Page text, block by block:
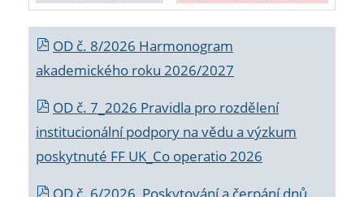
OD č. 8/2026 Harmonogram
akademického roku 2026/2027
OD č. 7_2026 Pravidla pro rozdělení
institucionální podpory na vědu a výzkum
poskytnuté FF UK_Co operatio 2026